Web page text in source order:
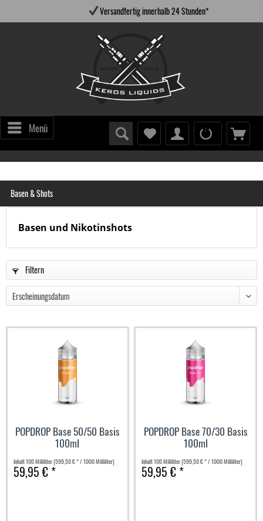
Versandfertig innerhalb 24 Stunden*
Menü
Basen & Shots
Basen und Nikotinshots
Filtern
POPDROP Base 50/50 Basis
100ml
Inhalt100 Milliliter(599,50 € * / 1000 Milliliter)
59,95 € *
POPDROP Base 70/30 Basis
100ml
Inhalt100 Milliliter(599,50 € * / 1000 Milliliter)
59,95 € *